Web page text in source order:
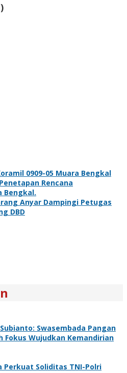
0909-05 Muara Bengkal
Rencana
Bengkal.
Anyar Dampingi Petugas
DBD
Swasembada Pangan
Fokus Wujudkan Kemandirian
Perkuat Soliditas TNI-Polri